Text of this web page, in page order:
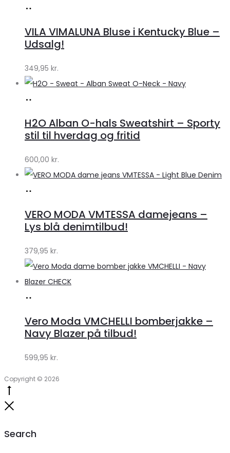
Klædeskabet.dk
VILA VIMALUNA Bluse i Kentucky Blue –
Udsalg!
349,95 kr.
Lykke
Lykke
H2O Alban O-hals Sweatshirt – Sporty
stil til hverdag og fritid
600,00 kr.
Klædeskabet.dk
VERO MODA VMTESSA damejeans –
Lys blå denimtilbud!
379,95 kr.
Klædeskabet.dk
Vero Moda VMCHELLI bomberjakke –
Navy Blazer på tilbud!
599,95 kr.
Copyright © 2026
Search